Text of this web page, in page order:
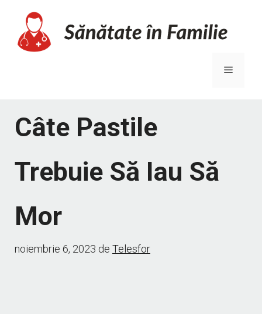
conținut
Meniu
Câte Pastile
Trebuie Să Iau Să
Mor
noiembrie 6, 2023 de Telesfor